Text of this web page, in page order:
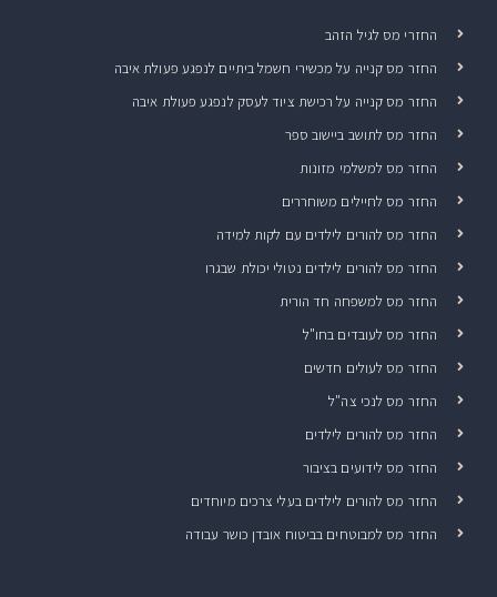
החזרי מס לגיל הזהב
החזר מס קנייה על מכשירי חשמל ביתיים לנפגע פעולת איבה
החזר מס קנייה על רכישת ציוד לעסק לנפגע פעולת איבה
החזר מס לתושב ביישוב ספר
החזר מס למשלמי מזונות
החזר מס לחיילים משוחררים
החזר מס להורים לילדים עם לקות למידה
החזר מס להורים לילדים נטולי יכולת שבגרו
החזר מס למשפחה חד הורית
החזר מס לעובדים בחו"ל
החזר מס לעולים חדשים
החזר מס לנכי צה"ל
החזר מס להורים לילדים
החזר מס לידועים בציבור
החזר מס להורים לילדים בעלי צרכים מיוחדים
החזר מס למבוטחים בביטוח אובדן כושר עבודה